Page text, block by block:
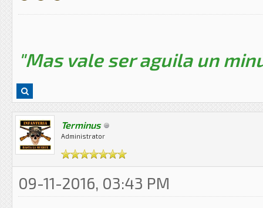
"Mas vale ser aguila un
Terminus
Administrator
09-11-2016, 03:43 PM